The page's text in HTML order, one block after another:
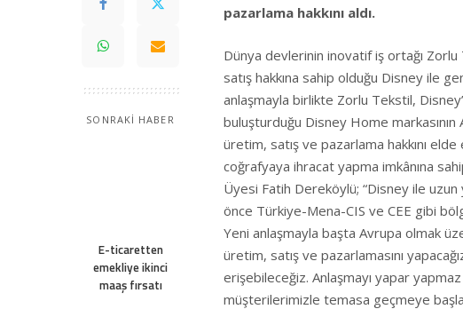
SONRAKİ HABER
E-ticaretten
emekliye ikinci
maaş fırsatı
pazarlama hakkını aldı.
Dünya devlerinin inovatif iş ortağı Zorlu
satış hakkına sahip olduğu Disney ile
anlaşmayla birlikte Zorlu Tekstil,
buluşturduğu Disney Home
üretim, satış ve pazarlama hakkını
coğrafyaya ihracat yapma imkânına
Üyesi Fatih Dereköylü; “Disney ile uzun
önce Türkiye-Mena-CIS ve CEE gibi
Yeni anlaşmayla başta Avrupa olmak
üretim, satış ve pazarlamasını
erişebileceğiz. Anlaşmayı yapar
müşterilerimizle temasa geçmeye